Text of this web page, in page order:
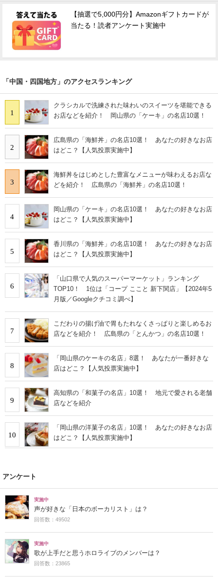
【抽選で5,000円分】Amazonギフトカードが
当たる！読者アンケート実施中
「中国・四国地方」のアクセスランキング
1
クラシカルで洗練された味わいのスイーツを堪能できる
お店などを紹介！ 岡山県の「ケーキ」の名店10選！
2
広島県の「海鮮丼」の名店10選！ あなたの好きなお店
はどこ？【人気投票実施中】
3
海鮮丼をはじめとした豊富なメニューが味わえるお店な
どを紹介！ 広島県の「海鮮丼」の名店10選！
4
岡山県の「ケーキ」の名店10選！ あなたの好きなお店
はどこ？【人気投票実施中】
5
香川県の「海鮮丼」の名店10選！ あなたの好きなお店
はどこ？【人気投票実施中】
6
「山口県で人気のスーパーマーケット」ランキング
TOP10！ 1位は「コープ ここと 新下関店」【2024年5
月版／Googleクチコミ調べ】
7
こだわりの揚げ油で胃もたれなくさっぱりと楽しめるお
店などを紹介！ 広島県の「とんかつ」の名店10選！
8
「岡山県のケーキの名店」8選！ あなたが一番好きな
店はどこ？【人気投票実施中】
9
高知県の「和菓子の名店」10選！ 地元で愛される老舗
店などを紹介
10
「岡山県の洋菓子の名店」10選！ あなたの好きなお店
はどこ？【人気投票実施中】
アンケート
実施中
声が好きな「日本のボーカリスト」は？
回答数：49502
実施中
歌が上手だと思うホロライブのメンバーは？
回答数：23865